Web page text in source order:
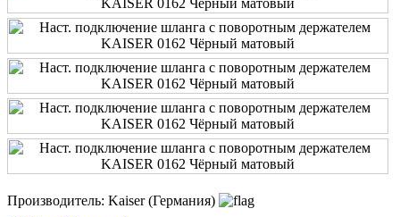
Производитель: Kaiser (Германия)